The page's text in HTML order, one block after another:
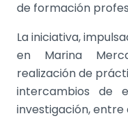
de formación
La iniciativa,
en Marina
realización de
intercambios de
investigación, entre